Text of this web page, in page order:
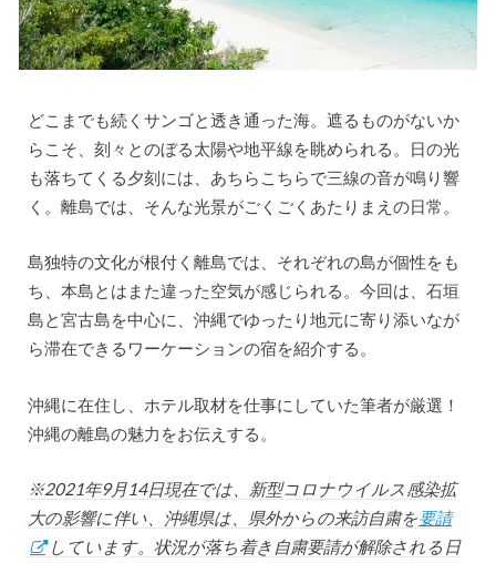
どこまでも続くサンゴと透き通った海。遮るものがないか
らこそ、刻々とのぼる太陽や地平線を眺められる。日の光
も落ちてくる夕刻には、あちらこちらで三線の音が鳴り響
く。離島では、そんな光景がごくごくあたりまえの日常。
島独特の文化が根付く離島では、それぞれの島が個性をも
ち、本島とはまた違った空気が感じられる。今回は、石垣
島と宮古島を中心に、沖縄でゆったり地元に寄り添いなが
ら滞在できるワーケーションの宿を紹介する。
沖縄に在住し、ホテル取材を仕事にしていた筆者が厳選！
沖縄の離島の魅力をお伝えする。
※2021年9月14日現在では、新型コロナウイルス感染拡
大の影響に伴い、沖縄県は、県外からの来訪自粛を要請
しています。状況が落ち着き自粛要請が解除される日